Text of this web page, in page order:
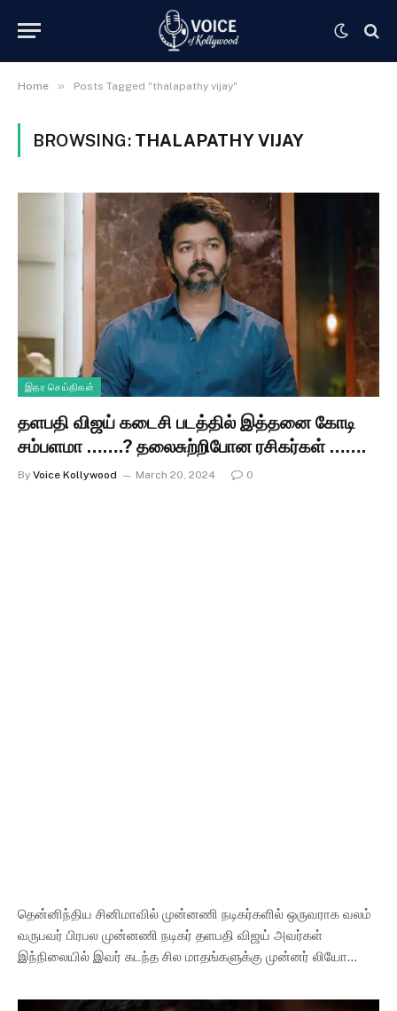
Home » Posts Tagged "thalapathy vijay"
BROWSING: THALAPATHY VIJAY
இதர செய்திகள்
தளபதி விஜய் கடைசி படத்தில் இத்தனை கோடி
சம்பளமா …….? தலைசுற்றிபோன ரசிகர்கள் …….
By Voice Kollywood March 20, 2024 0
தென்னிந்திய சினிமாவில் முன்னணி நடிகர்களில் ஒருவராக வலம்
வருபவர் பிரபல முன்னணி நடிகர் தளபதி விஜய் அவர்கள்
இந்நிலையில் இவர் கடந்த சில மாதங்களுக்கு முன்னர் லியோ…